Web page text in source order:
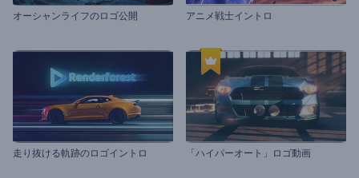
オーシャンライフのロゴ公開 アニメ戦士イントロ
走り抜ける軌跡のロゴイントロ 「ハイパーオート」ロゴ動画